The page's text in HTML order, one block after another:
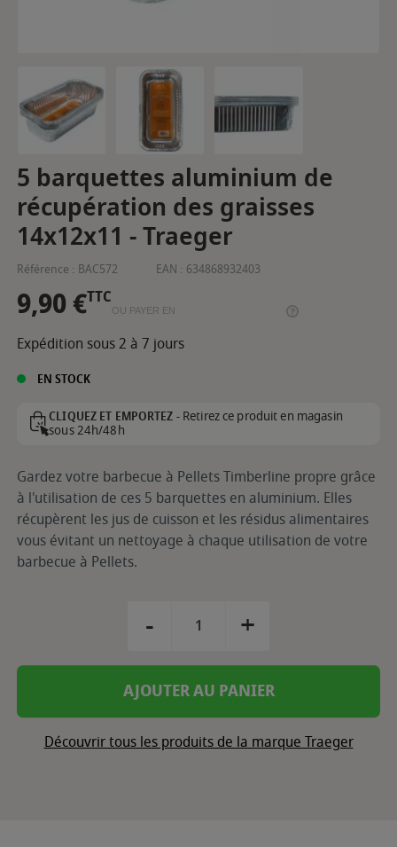
5 barquettes aluminium de
récupération des graisses
14x12x11 - Traeger
Référence : BAC572 EAN : 634868932403
9,90 €TTC
OU PAYER EN
Expédition sous 2 à 7 jours
EN STOCK
CLIQUEZ ET EMPORTEZ -Retirez ce produit en magasin
sous 24h/48h
Gardez votre barbecue à Pellets Timberline propre grâce
à l'utilisation de ces 5 barquettes en aluminium. Elles
récupèrent les jus de cuisson et les résidus alimentaires
vous évitant un nettoyage à chaque utilisation de votre
barbecue à Pellets.
- +
AJOUTER AU PANIER
Découvrir tous les produits de la marque Traeger